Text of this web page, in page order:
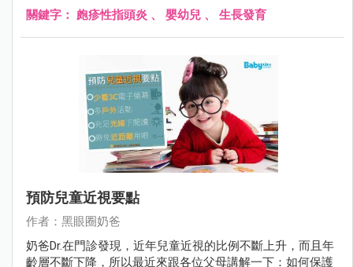
關鍵字： 皰疹性指頭炎 、 嬰幼兒 、 生長發育
預防兒童近視要點
作者：黑眼圈奶爸
奶爸Dr.在門診發現，近年兒童近視的比例不斷上升，而且年
齡層不斷下降，所以最近來跟各位父母講解一下：如何保護